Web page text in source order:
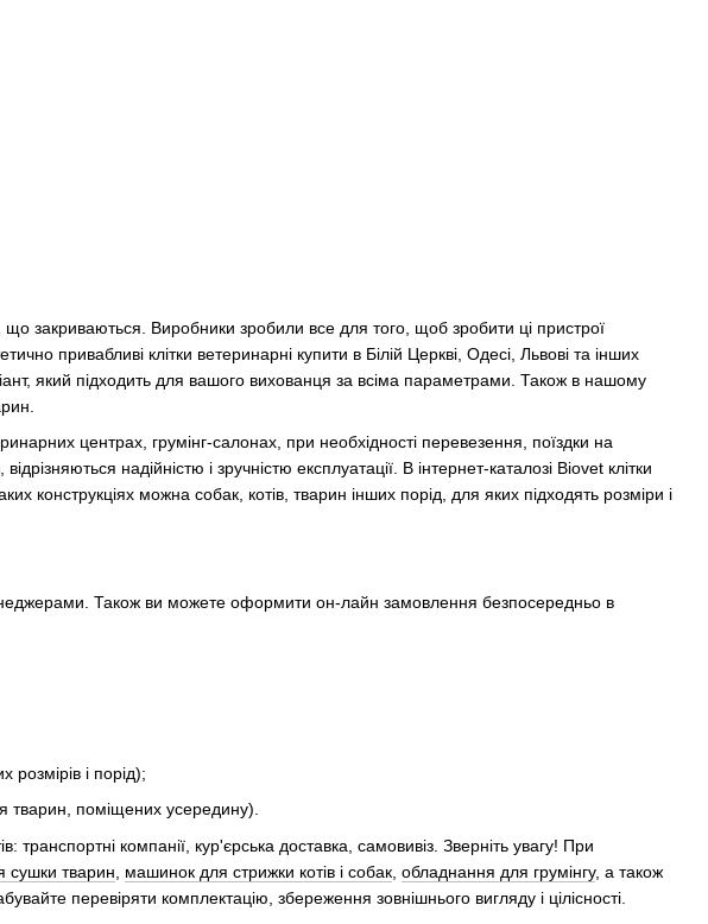
закриваються. Виробники зробили все для того, щоб зробити ці пристрої
привабливі клітки ветеринарні купити в Білій Церкві, Одесі, Львові та інших
який підходить для вашого вихованця за всіма параметрами. Також в нашому
центрах, грумінг-салонах, при необхідності перевезення, поїздки на
надійністю і зручністю експлуатації. В інтернет-каталозі Biovet клітки
конструкціях можна собак, котів, тварин інших порід, для яких підходять розміри і
Також ви можете оформити он-лайн замовлення безпосередньо в
розмірів і порід);
тварин, поміщених усередину).
транспортні компанії, кур'єрська доставка, самовивіз. Зверніть увагу! При
сушки тварин машинок для стрижки котів і собак обладнання для грумінгу, а також
перевіряти комплектацію, збереження зовнішнього вигляду і цілісності.